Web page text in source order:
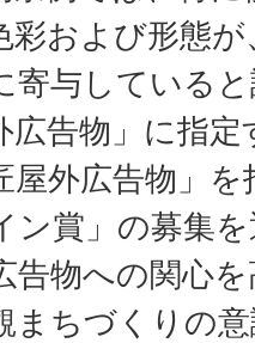
彩および形態
寄与している
広告物」に指
屋外広告物」
ン賞」の募集
告物への関心
まちづくりの